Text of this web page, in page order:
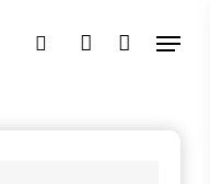
pesquisaraccount
Menu